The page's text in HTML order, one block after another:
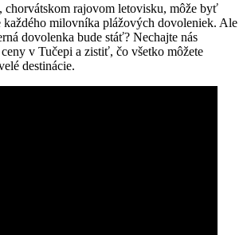
chorvátskom rajovom letovisku, môže byť
každého milovníka plážových dovoleniek. Ale
dovolenka bude stáť? Nechajte nás
v Tučepi a zistiť, čo všetko môžete
destinácie.